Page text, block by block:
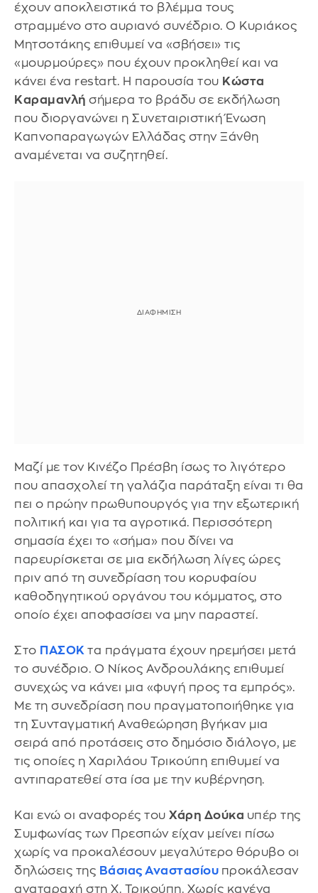
έχουν αποκλειστικά το βλέμμα τους
στραμμένο στο αυριανό συνέδριο. Ο Κυριάκος
Μητσοτάκης επιθυμεί να «σβήσει» τις
«μουρμούρες» που έχουν προκληθεί και να
κάνει ένα restart. Η παρουσία του Κώστα
Καραμανλή σήμερα το βράδυ σε εκδήλωση
που διοργανώνει η Συνεταιριστική Ένωση
Καπνοπαραγωγών Ελλάδας στην Ξάνθη
αναμένεται να συζητηθεί.
Μαζί με τον Κινέζο Πρέσβη ίσως το λιγότερο
που απασχολεί τη γαλάζια παράταξη είναι τι θα
πει ο πρώην πρωθυπουργός για την εξωτερική
πολιτική και για τα αγροτικά. Περισσότερη
σημασία έχει το «σήμα» που δίνει να
παρευρίσκεται σε μια εκδήλωση λίγες ώρες
πριν από τη συνεδρίαση του κορυφαίου
καθοδηγητικού οργάνου του κόμματος, στο
οποίο έχει αποφασίσει να μην παραστεί.
Στο ΠΑΣΟΚ τα πράγματα έχουν ηρεμήσει μετά
το συνέδριο. Ο Νίκος Ανδρουλάκης επιθυμεί
συνεχώς να κάνει μια «φυγή προς τα εμπρός».
Με τη συνεδρίαση που πραγματοποιήθηκε για
τη Συνταγματική Αναθεώρηση βγήκαν μια
σειρά από προτάσεις στο δημόσιο διάλογο, με
τις οποίες η Χαριλάου Τρικούπη επιθυμεί να
αντιπαρατεθεί στα ίσα με την κυβέρνηση.
Και ενώ οι αναφορές του Χάρη Δούκα υπέρ της
Συμφωνίας των Πρεσπών είχαν μείνει πίσω
χωρίς να προκαλέσουν μεγαλύτερο θόρυβο οι
δηλώσεις της Βάσιας Αναστασίου προκάλεσαν
αναταραχή στη Χ. Τρικούπη. Χωρίς κανένα